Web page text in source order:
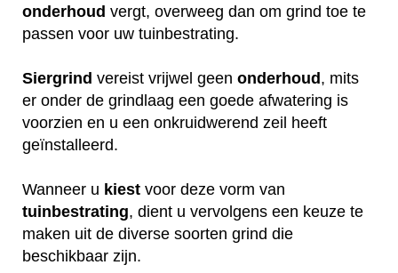
onderhoud vergt, overweeg dan om grind toe te
passen voor uw tuinbestrating.
Siergrind vereist vrijwel geen onderhoud , mits
er onder de grindlaag een goede afwatering is
voorzien en u een onkruidwerend zeil heeft
geïnstalleerd.
Wanneer u kiest voor deze vorm van
tuinbestrating, dient u vervolgens een keuze te
maken uit de diverse soorten grind die
beschikbaar zijn.